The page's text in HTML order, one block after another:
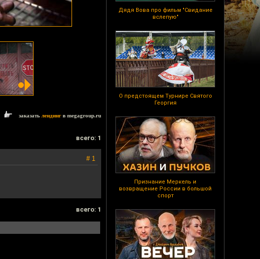
Дядя Вова про фильм "Свидание
вслепую"
О предстоящем Турнире Святого
Георгия
Признание Меркель и
возвращение России в большой
спорт
заказать лендинг в megagroup.ru
всего: 1
# 1
всего: 1